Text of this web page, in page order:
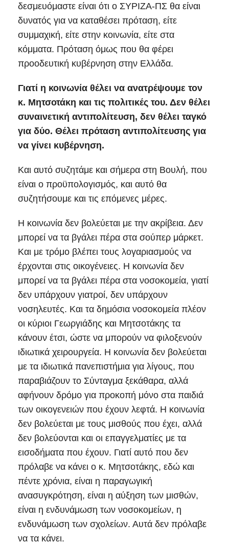
δεσμευόμαστε είναι ότι ο ΣΥΡΙΖΑ-ΠΣ θα είναι
δυνατός για να καταθέσει πρόταση, είτε
συμμαχική, είτε στην κοινωνία, είτε στα
κόμματα. Πρόταση όμως που θα φέρει
προοδευτική κυβέρνηση στην Ελλάδα.
Γιατί η κοινωνία θέλει να ανατρέψουμε τον
κ. Μητσοτάκη και τις πολιτικές του. Δεν θέλει
συναινετική αντιπολίτευση, δεν θέλει ταγκό
για δύο. Θέλει πρόταση αντιπολίτευσης για
να γίνει κυβέρνηση.
Και αυτό συζητάμε και σήμερα στη Βουλή, που
είναι ο προϋπολογισμός, και αυτό θα
συζητήσουμε και τις επόμενες μέρες.
Η κοινωνία δεν βολεύεται με την ακρίβεια. Δεν
μπορεί να τα βγάλει πέρα στα σούπερ μάρκετ.
Και με τρόμο βλέπει τους λογαριασμούς να
έρχονται στις οικογένειες. Η κοινωνία δεν
μπορεί να τα βγάλει πέρα στα νοσοκομεία, γιατί
δεν υπάρχουν γιατροί, δεν υπάρχουν
νοσηλευτές. Και τα δημόσια νοσοκομεία πλέον
οι κύριοι Γεωργιάδης και Μητσοτάκης τα
κάνουν έτσι, ώστε να μπορούν να φιλοξενούν
ιδιωτικά χειρουργεία. Η κοινωνία δεν βολεύεται
με τα ιδιωτικά πανεπιστήμια για λίγους, που
παραβιάζουν το Σύνταγμα ξεκάθαρα, αλλά
αφήνουν δρόμο για προκοπή μόνο στα παιδιά
των οικογενειών που έχουν λεφτά. Η κοινωνία
δεν βολεύεται με τους μισθούς που έχει, αλλά
δεν βολεύονται και οι επαγγελματίες με τα
εισοδήματα που έχουν. Γιατί αυτό που δεν
πρόλαβε να κάνει ο κ. Μητσοτάκης, εδώ και
πέντε χρόνια, είναι η παραγωγική
ανασυγκρότηση, είναι η αύξηση των μισθών,
είναι η ενδυνάμωση των νοσοκομείων, η
ενδυνάμωση των σχολείων. Αυτά δεν πρόλαβε
να τα κάνει.